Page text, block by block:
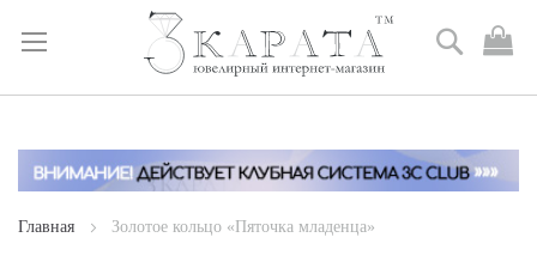
Skip
Content
Поиск
Главная Золотое кольцо «Пяточка младенца»